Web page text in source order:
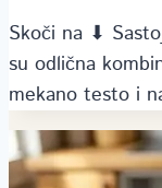
Skoči na ⬇
su odlična
mekano testo i